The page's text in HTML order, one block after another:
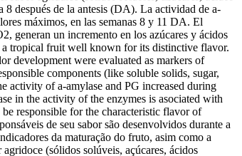
8 después de la antesis (DA). La actividad de a-
máximos, en las semanas 8 y 11 DA. El
generan un incremento en los azúcares y ácidos
a tropical fruit well known for its distinctive flavor.
development were evaluated as markers of
components (like soluble solids, sugar,
activity of a-amylase and PG increased during
in the activity of the enzymes is asociated with
responsible for the characteristic flavor of
de seu sabor são desenvolvidos durante a
da maturação do fruto, asim como a
(sólidos solúveis, açúcares, ácidos